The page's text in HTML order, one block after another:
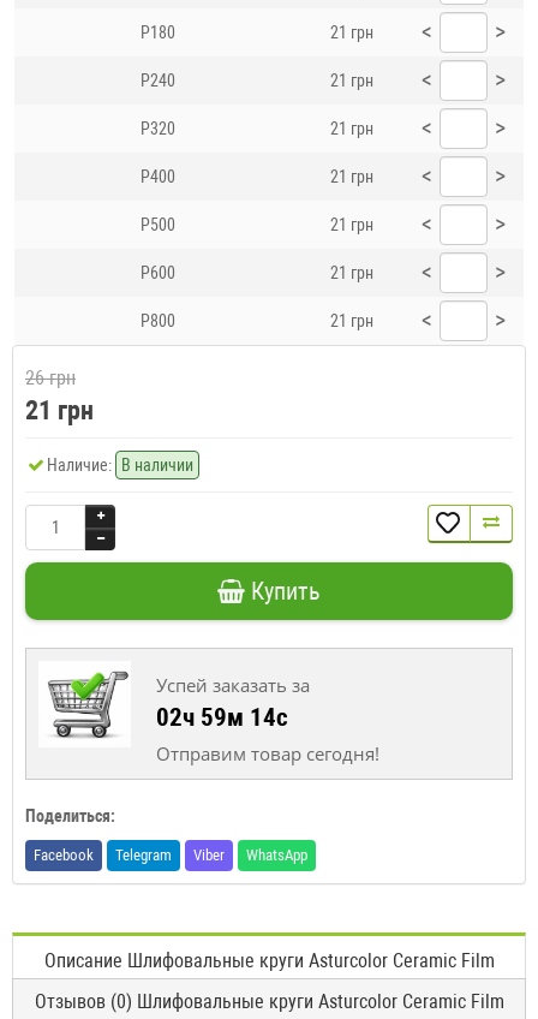
P180 21 грн < >
P240 21 грн < >
P320 21 грн < >
P400 21 грн < >
P500 21 грн < >
P600 21 грн < >
P800 21 грн < >
26 грн
21 грн
Наличие: В наличии
Купить
Успей заказать за
02ч 59м 13с
Отправим товар сегодня!
Поделиться:
Facebook Telegram Viber WhatsApp
Описание Шлифовальные круги Asturcolor Ceramic Film
Отзывов (0) Шлифовальные круги Asturcolor Ceramic Film